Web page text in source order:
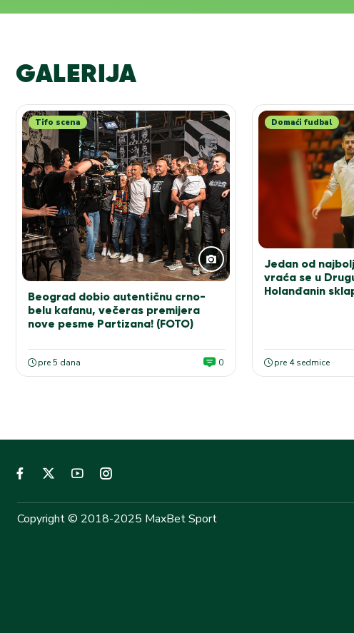
GALERIJA
Tifo scena
Beograd dobio autentičnu crno-
belu kafanu, večeras premijera
nove pesme Partizana! (FOTO)
pre 5 dana 0
Domaći fudbal
Jedan od
vraća se u
Holanđanin
pre 4 sedmice
Copyright © 2018-2025 MaxBet Sport